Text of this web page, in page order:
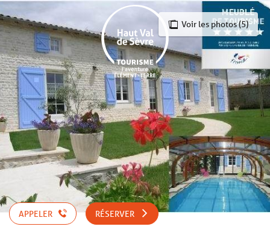
au
contenu
principal
Voir les photos (5)
APPELER RÉSERVER